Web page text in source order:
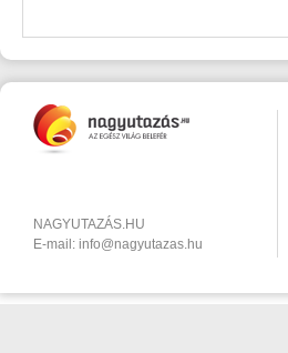
NAGYUTAZÁS.HU
E-mail: info@nagyutazas.hu